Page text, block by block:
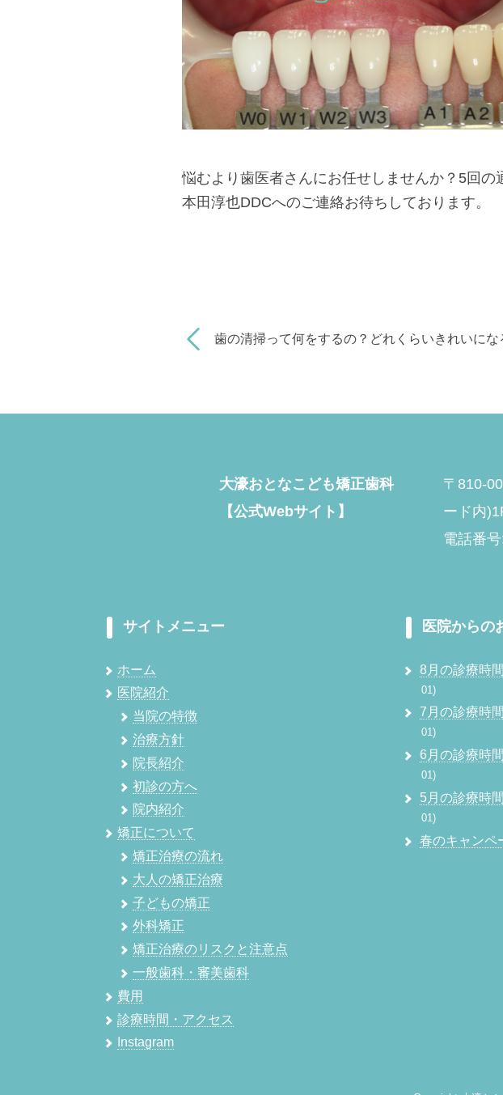
悩むより歯医者さんにお任せしませんか？5回の
本田淳也DDCへのご連絡お待ちしております。
歯の清掃って何をするの？どれくらいきれいにな
大濠おとなこども矯正歯科
【公式Webサイト】
〒810-
ード内
電話番
サイトメニュー
ホーム
医院紹介
当院の特徴
治療方針
院長紹介
初診の方へ
院内紹介
矯正について
矯正治療の流れ
大人の矯正治療
子どもの矯正
外科矯正
矯正治療のリスクと注意点
一般歯科・審美歯科
費用
診療時間・アクセス
Instagram
医院からの
8月の診療時
01
7月の診療時
01
6月の診療時
01
5月の診療時
01
春のキャンペ